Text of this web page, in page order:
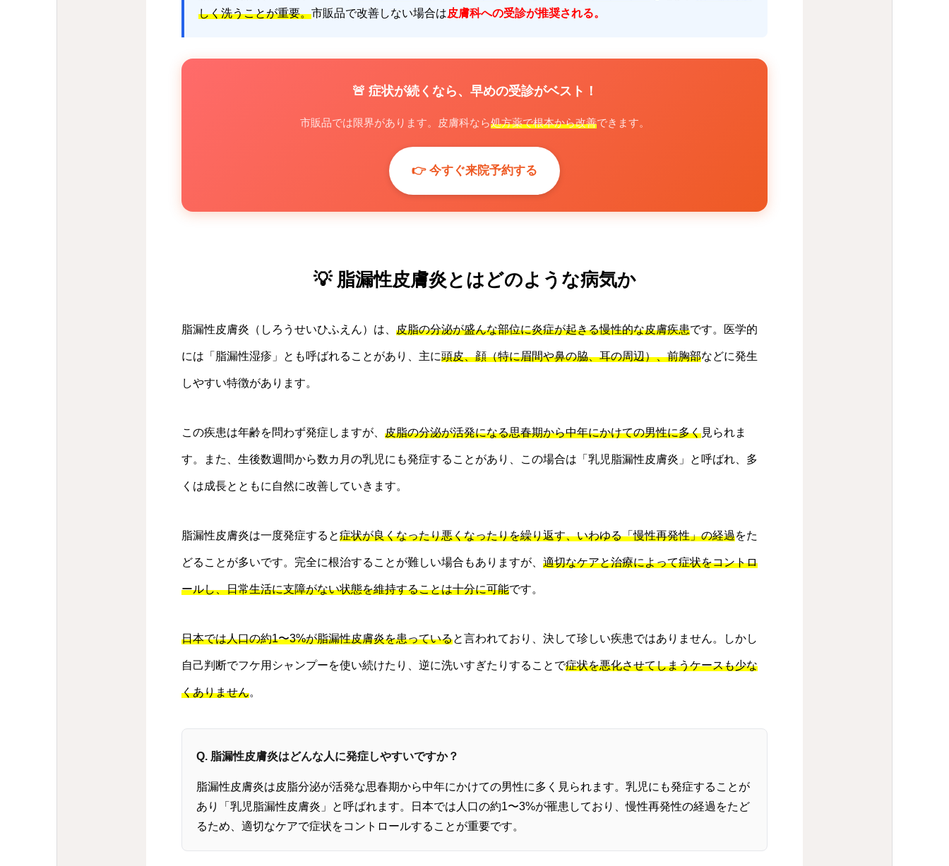
しく洗うことが重要。市販品で改善しない場合は皮膚科への受診が推奨される。
🚨 症状が続くなら、早めの受診がベスト！
市販品では限界があります。皮膚科なら処方薬で根本から改善できます。
👉 今すぐ来院予約する
💡 脂漏性皮膚炎とはどのような病気か
脂漏性皮膚炎（しろうせいひふえん）は、 皮脂の分泌が盛んな部位に炎症が起きる慢性的な皮膚疾患です。医学的
には「脂漏性湿疹」とも呼ばれることがあり、主に頭皮、顔（特に眉間や鼻の脇、耳の周辺）、前胸部などに発生
しやすい特徴があります。
この疾患は年齢を問わず発症しますが、 皮脂の分泌が活発になる思春期から中年にかけての男性に多く見られま
す。また、生後数週間から数カ月の乳児にも発症することがあり、この場合は「乳児脂漏性皮膚炎」と呼ばれ、多
くは成長とともに自然に改善していきます。
脂漏性皮膚炎は一度発症すると症状が良くなったり悪くなったりを繰り返す、いわゆる「慢性再発性」の経過をた
どることが多いです。完全に根治することが難しい場合もありますが、 適切なケアと治療によって症状をコントロ
ールし、日常生活に支障がない状態を維持することは十分に可能です。
日本では人口の約1〜3%が脂漏性皮膚炎を患っていると言われており、決して珍しい疾患ではありません。しかし
自己判断でフケ用シャンプーを使い続けたり、逆に洗いすぎたりすることで症状を悪化させてしまうケースも少な
くありません。
Q. 脂漏性皮膚炎はどんな人に発症しやすいですか？
脂漏性皮膚炎は皮脂分泌が活発な思春期から中年にかけての男性に多く見られます。乳児にも発症することが
あり「乳児脂漏性皮膚炎」と呼ばれます。日本では人口の約1〜3%が罹患しており、慢性再発性の経過をたど
るため、適切なケアで症状をコントロールすることが重要です。